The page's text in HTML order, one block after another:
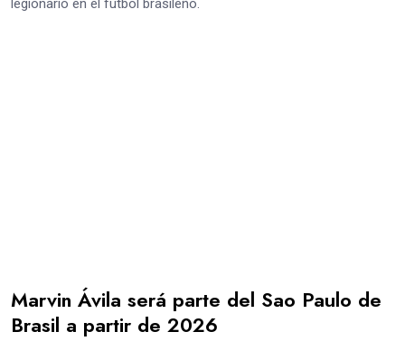
legionario en el fútbol brasileño.
Marvin Ávila será parte del Sao Paulo de
Brasil a partir de 2026